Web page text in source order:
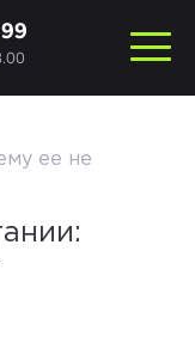
ее не